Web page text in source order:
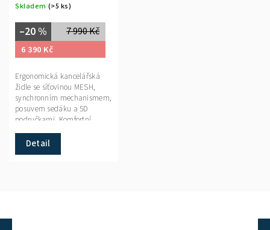
Skladem (>5 ks)
7 990 Kč
–20 %
6 390 Kč
Detail
Ergonomická kancelářská
židle se síťovinou MESH,
synchronním mechanismem,
posuvem sedáku a 5D
područkami. Komfortní
řešení pro dlouhodobou práci
s nosností 120 kg.